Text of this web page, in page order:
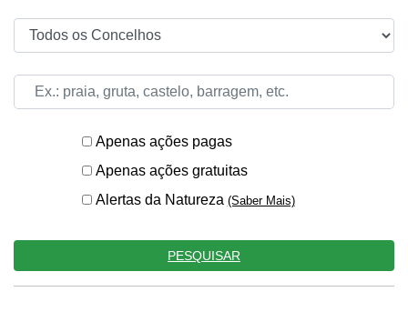
Apenas ações pagas
Apenas ações gratuitas
Alertas da Natureza (Saber Mais)
PESQUISAR